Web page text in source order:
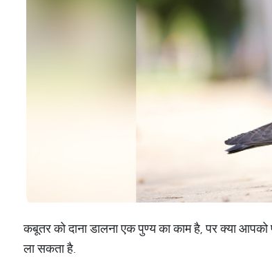
कबूतर को दाना डालना एक पुण्य का काम है, पर क्या
ला सकता है.